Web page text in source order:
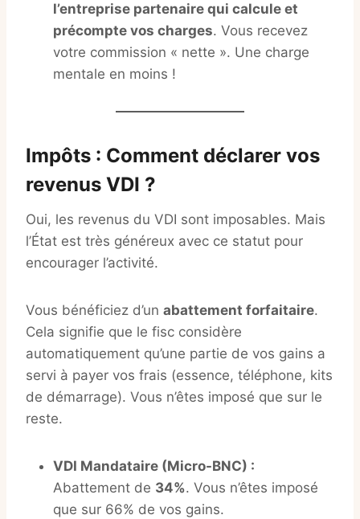
l’entreprise partenaire qui calcule et
précompte vos charges. Vous recevez
votre commission « nette ». Une charge
mentale en moins !
Impôts : Comment déclarer vos
revenus VDI ?
Oui, les revenus du VDI sont imposables. Mais
l’État est très généreux avec ce statut pour
encourager l’activité.
Vous bénéficiez d’un abattement forfaitaire.
Cela signifie que le fisc considère
automatiquement qu’une partie de vos gains a
servi à payer vos frais (essence, téléphone, kits
de démarrage). Vous n’êtes imposé que sur le
reste.
VDI Mandataire (Micro-BNC) :
Abattement de 34%. Vous n’êtes imposé
que sur 66% de vos gains.